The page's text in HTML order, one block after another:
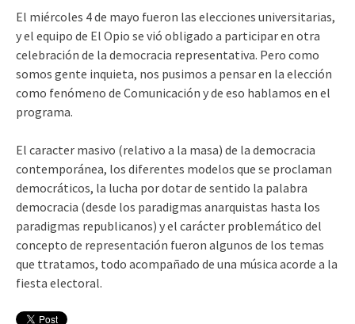
El miércoles 4 de mayo fueron las elecciones universitarias,
y el equipo de El Opio se vió obligado a participar en otra
celebración de la democracia representativa. Pero como
somos gente inquieta, nos pusimos a pensar en la elección
como fenómeno de Comunicación y de eso hablamos en el
programa.
El caracter masivo (relativo a la masa) de la democracia
contemporánea, los diferentes modelos que se proclaman
democráticos, la lucha por dotar de sentido la palabra
democracia (desde los paradigmas anarquistas hasta los
paradigmas republicanos) y el carácter problemático del
concepto de representación fueron algunos de los temas
que ttratamos, todo acompañado de una música acorde a la
fiesta electoral.